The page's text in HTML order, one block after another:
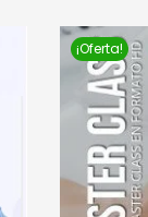
¡Oferta!